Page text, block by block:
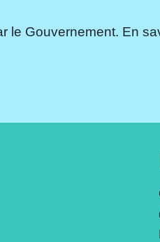
le Gouvernement. En